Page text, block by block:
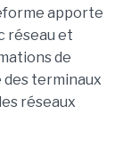
apporte
réseau et
de
terminaux
réseaux